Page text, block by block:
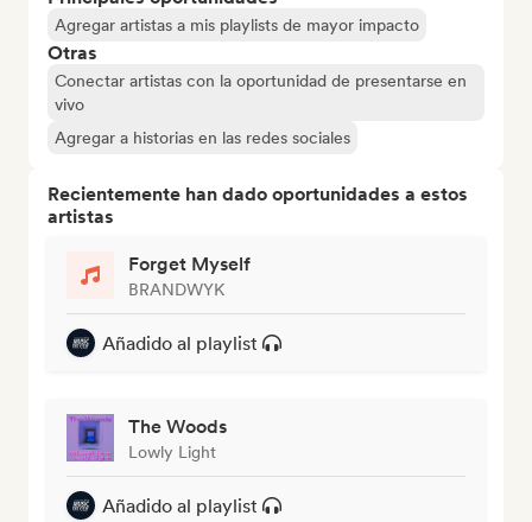
Agregar artistas a mis playlists de mayor impacto
Otras
Conectar artistas con la oportunidad de presentarse en
vivo
Agregar a historias en las redes sociales
Recientemente han dado oportunidades a estos
artistas
Forget Myself
BRANDWYK
Añadido al playlist
The Woods
Lowly Light
Añadido al playlist